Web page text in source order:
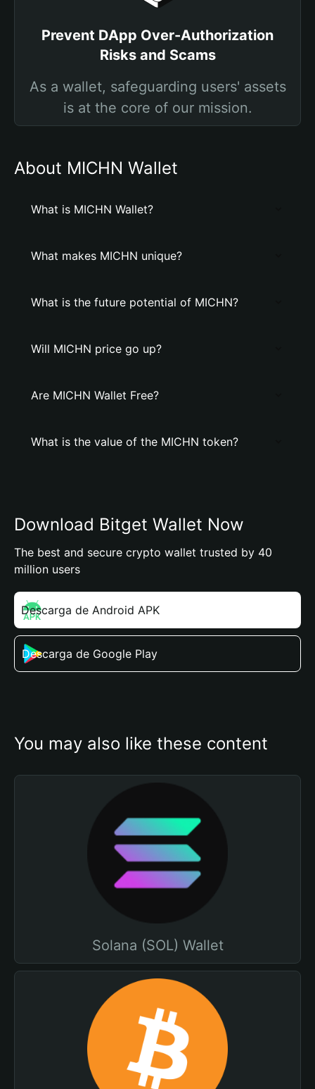
Prevent DApp Over-Authorization
Risks and Scams
As a wallet, safeguarding users' assets
is at the core of our mission.
About MICHN Wallet
What is MICHN Wallet?
What makes MICHN unique?
What is the future potential of MICHN?
Will MICHN price go up?
Are MICHN Wallet Free?
What is the value of the MICHN token?
Download Bitget Wallet Now
The best and secure crypto wallet trusted by 40
million users
Descarga de Android APK
Descarga de Google Play
You may also like these content
Solana (SOL) Wallet